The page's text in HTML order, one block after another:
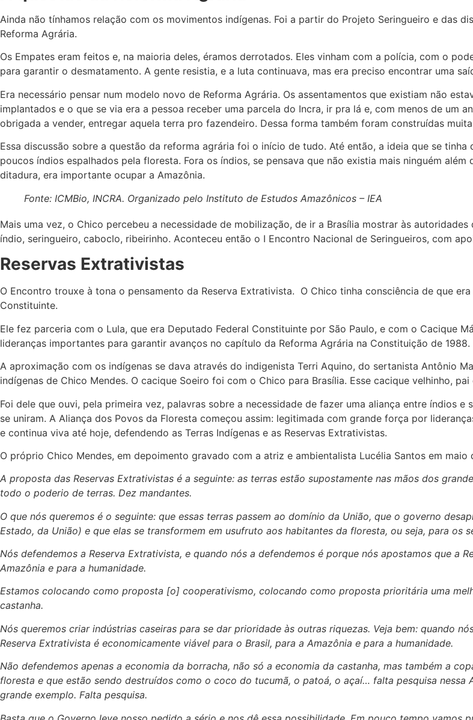
Ainda não tínhamos relação com os movimentos indígenas. Foi a partir do Projeto Seringueiro e das
Reforma Agrária.
Os Empates eram feitos e, na maioria deles, éramos derrotados. Eles vinham com a polícia, com o
para garantir o desmatamento. A gente resistia, e a luta continuava, mas era preciso encontrar uma
Era necessário pensar num modelo novo de Reforma Agrária. Os assentamentos que existiam não
implantados e o que se via era a pessoa receber uma parcela do Incra, ir pra lá e, com menos de um
obrigada a vender, entregar aquela terra pro fazendeiro. Dessa forma também foram construídas
Essa discussão sobre a questão da reforma agrária foi o início de tudo. Até então, a ideia que se
poucos índios espalhados pela floresta. Fora os índios, se pensava que não existia mais ninguém
ditadura, era importante ocupar a Amazônia.
Fonte: ICMBio, INCRA. Organizado pelo Instituto de Estudos Amazônicos – IEA
Mais uma vez, o Chico percebeu a necessidade de mobilização, de ir a Brasília mostrar às
índio, seringueiro, caboclo, ribeirinho. Aconteceu então o I Encontro Nacional de Seringueiros, com
Reservas Extrativistas
O Encontro trouxe à tona o pensamento da Reserva Extrativista. O Chico tinha consciência de que
Constituinte.
Ele fez parceria com o Lula, que era Deputado Federal Constituinte por São Paulo, e com o Cacique
lideranças importantes para garantir avanços no capítulo da Reforma Agrária na Constituição de 1988.
A aproximação com os indígenas se dava através do indigenista Terri Aquino, do sertanista Antônio
indígenas de Chico Mendes. O cacique Soeiro foi com o Chico para Brasília. Esse cacique velhinho,
Foi dele que ouvi, pela primeira vez, palavras sobre a necessidade de fazer uma aliança entre índios
se uniram. A Aliança dos Povos da Floresta começou assim: legitimada com grande força por
e continua viva até hoje, defendendo as Terras Indígenas e as Reservas Extrativistas.
O próprio Chico Mendes, em depoimento gravado com a atriz e ambientalista Lucélia Santos em
A proposta das Reservas Extrativistas é a seguinte: as terras estão supostamente nas mãos dos
todo o poderio de terras. Dez mandantes.
O que nós queremos é o seguinte: que essas terras passem ao domínio da União, que o governo
Estado, da União) e que elas se transformem em usufruto aos habitantes da floresta, ou seja, para os
Nós defendemos a Reserva Extrativista, e quando nós a defendemos é porque nós apostamos que a
Amazônia e para a humanidade.
Estamos colocando como proposta [o] cooperativismo, colocando como proposta prioritária uma
castanha.
Nós queremos criar indústrias caseiras para se dar prioridade às outras riquezas. Veja bem: quando
Reserva Extrativista é economicamente viável para o Brasil, para a Amazônia e para a humanidade.
Não defendemos apenas a economia da borracha, não só a economia da castanha, mas também a
floresta e que estão sendo destruídos como o coco do tucumã, o patoá, o açaí… falta pesquisa nessa
grande exemplo. Falta pesquisa.